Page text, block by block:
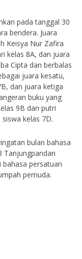
pada tanggal 30
bendera. Juara
Keisya Nur Zafira
kelas 8A, dan juara
Cipta dan berbalas
juara kesatu,
dan juara ketiga
buku yang
9B dan putri
kelas 7D.
bulan bahasa
Tanjungpandan
persatuan
pemuda.